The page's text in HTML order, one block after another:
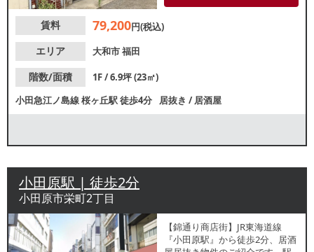
賃料 79,200円(税込)
エリア
大和市福田
階数/面積
1F / 6.9坪 (23㎡)
小田急江ノ島線桜ヶ丘駅徒歩4分 居抜き /居酒屋
小田原駅 | 徒歩2分
小田原市栄町2丁目
【錦通り商店街】JR東海道線
『小田原駅』から徒歩2分、居酒